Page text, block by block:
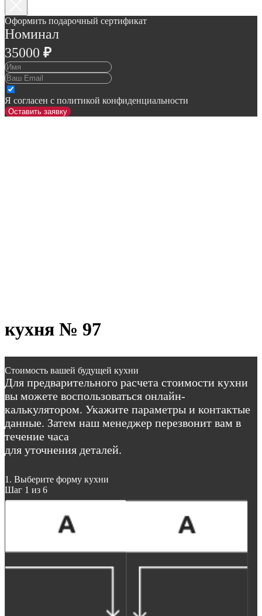
Оформить подарочный сертификат
Номинал
35000 ₽
Я согласен с политикой конфиденциальности
Оставить заявку
кухня № 97
Стоимость вашей будущей кухни
Для предварительного расчета стоимости кухни
вы можете воспользоваться онлайн-
калькулятором. Укажите параметры и контактые
данные. Затем наш менеджер перезвонит вам в
течение часа
для уточнения деталей.
1. Выберите форму кухни
Шаг 1 из 6